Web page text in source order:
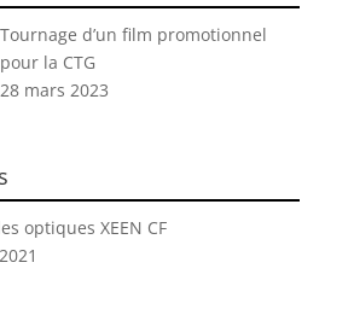
Tournage d’un film promotionnel
pour la CTG
28 mars 2023
optiques XEEN CF